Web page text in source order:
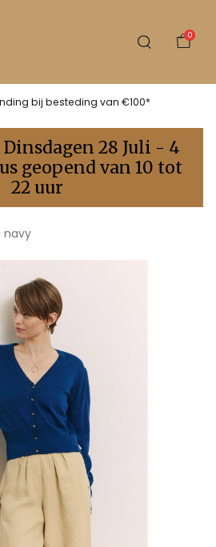
0
bij besteding van €100*
28 Juli - 4
geopend van 10 tot
22 uur
navy